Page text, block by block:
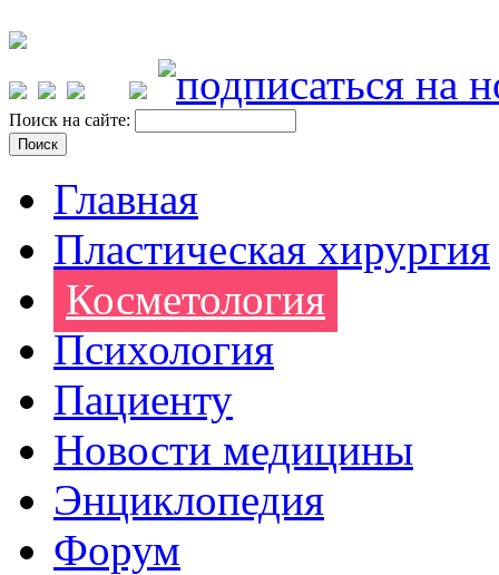
Поиск на сайте:
Главная
Пластическая хирургия
Косметология
Психология
Пациенту
Новости медицины
Энциклопедия
Форум